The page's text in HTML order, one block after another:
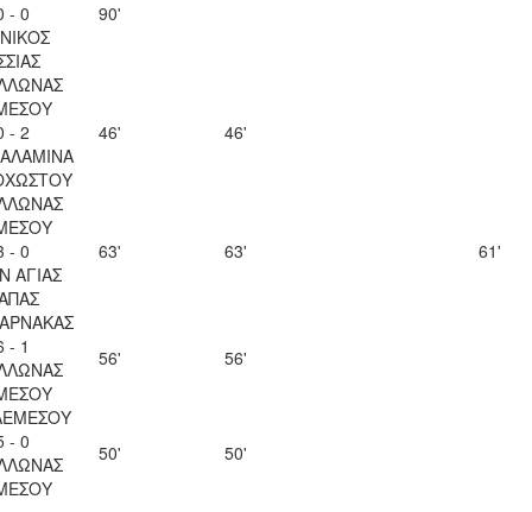
- 0
90'
- 2
46' 46'
- 0
ΑΓΙΑΣ
63' 63' 61'
- 1
56' 56'
- 0
50' 50'